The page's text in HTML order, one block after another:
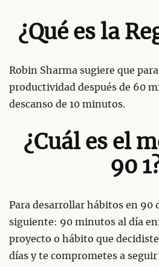
¿Qué es la
Robin Sharma sugiere que
productividad después de 60
descanso de 10 minutos.
¿Cuál es el
90
Para desarrollar hábitos en 90
siguiente: 90 minutos al día
proyecto o hábito que
días y te comprometes a